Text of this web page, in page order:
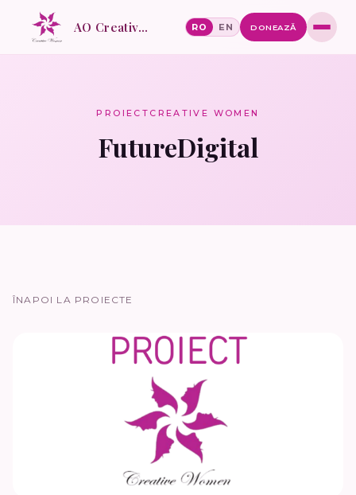
AO Creative Women RO EN DONEAZĂ
PROIECT CREATIVE WOMEN
FutureDigital
ÎNAPOI LA PROIECTE